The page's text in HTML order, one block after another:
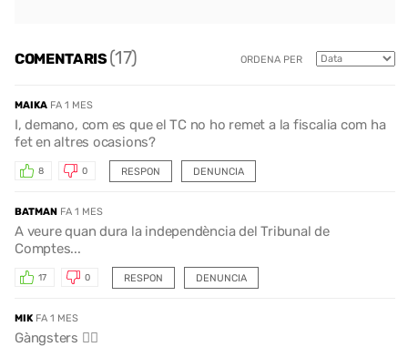
COMENTARIS(17) ORDENA PER
MAIKA FA 1 MES
I, demano, com es que el TC no ho remet a la fiscalia com ha
fet en altres ocasions?
RESPON
8 0 DENUNCIA
BATMAN FA 1 MES
A veure quan dura la independència del Tribunal de
Comptes...
RESPON
17 0 DENUNCIA
MIK FA 1 MES
Gàngsters 👨‍✈️